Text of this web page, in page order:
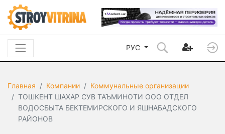
РУС
Главная Компании
Коммунальные организации
ТОШКЕНТ ШАХАР СУВ ТАЪМИНОТИ ООО ОТДЕЛ
ВОДОСБЫТА БЕКТЕМИРСКОГО И ЯШНАБАДСКОГО
РАЙОНОВ